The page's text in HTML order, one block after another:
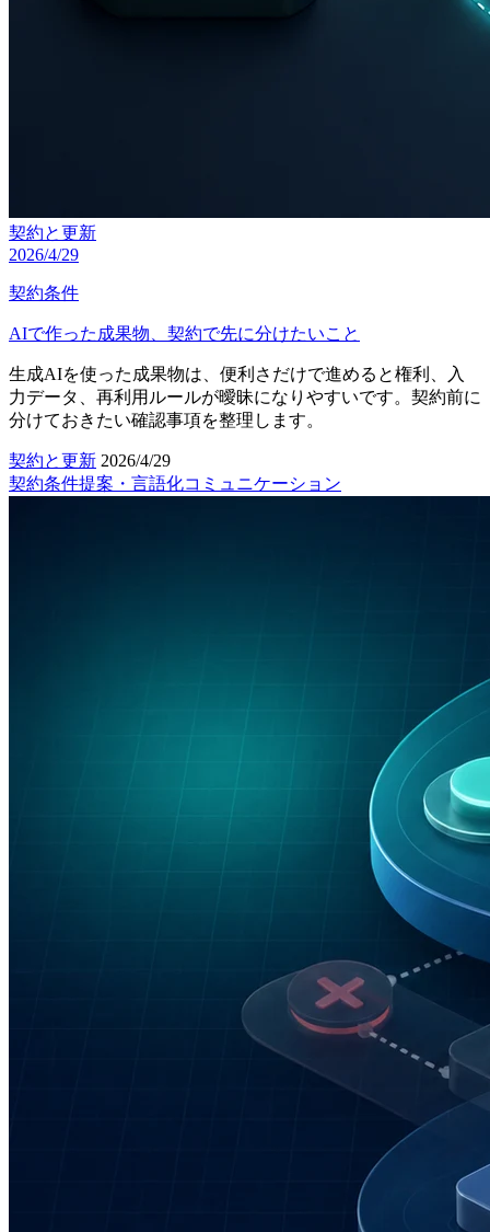
契約と更新
2026/4/29
契約条件
AIで作った成果物、契約で先に分けたいこと
生成AIを使った成果物は、便利さだけで進めると権利、入
力データ、再利用ルールが曖昧になりやすいです。契約前に
分けておきたい確認事項を整理します。
契約と更新 2026/4/29
契約条件提案・言語化コミュニケーション